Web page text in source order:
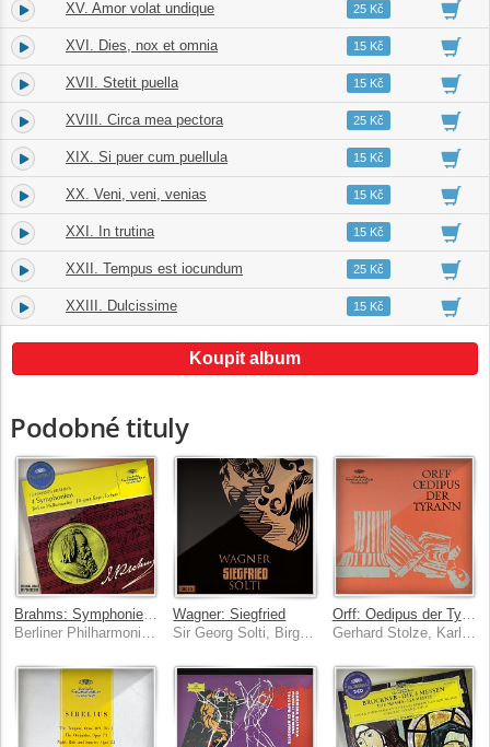
16. XV. Amor volat undique 03:0225 Kč
17. XVI. Dies, nox et omnia 01:5915 Kč
18. XVII. Stetit puella 01:5015 Kč
19. XVIII. Circa mea pectora 02:1125 Kč
20. XIX. Si puer cum puellula 00:5815 Kč
21. XX. Veni, veni, venias 01:0015 Kč
22. XXI. In trutina 01:5415 Kč
23. XXII. Tempus est iocundum 02:0925 Kč
24. XXIII. Dulcissime 00:3415 Kč
Koupit album
Podobné tituly
Wagner: Siegfried
Orff: Oedipus der Tyrann